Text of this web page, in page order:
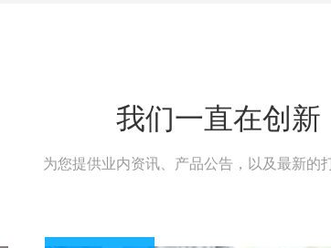
我们一直在创新
为您提供业内资讯、产品公告，以及最新的